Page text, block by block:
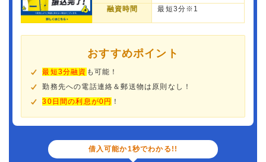
融資時間 最短3分※1
おすすめポイント
最短3分融資 も可能！
勤務先への電話連絡＆郵送物は原則なし！
30日間の利息が0円 ！
借入可能か1秒でわかる!!